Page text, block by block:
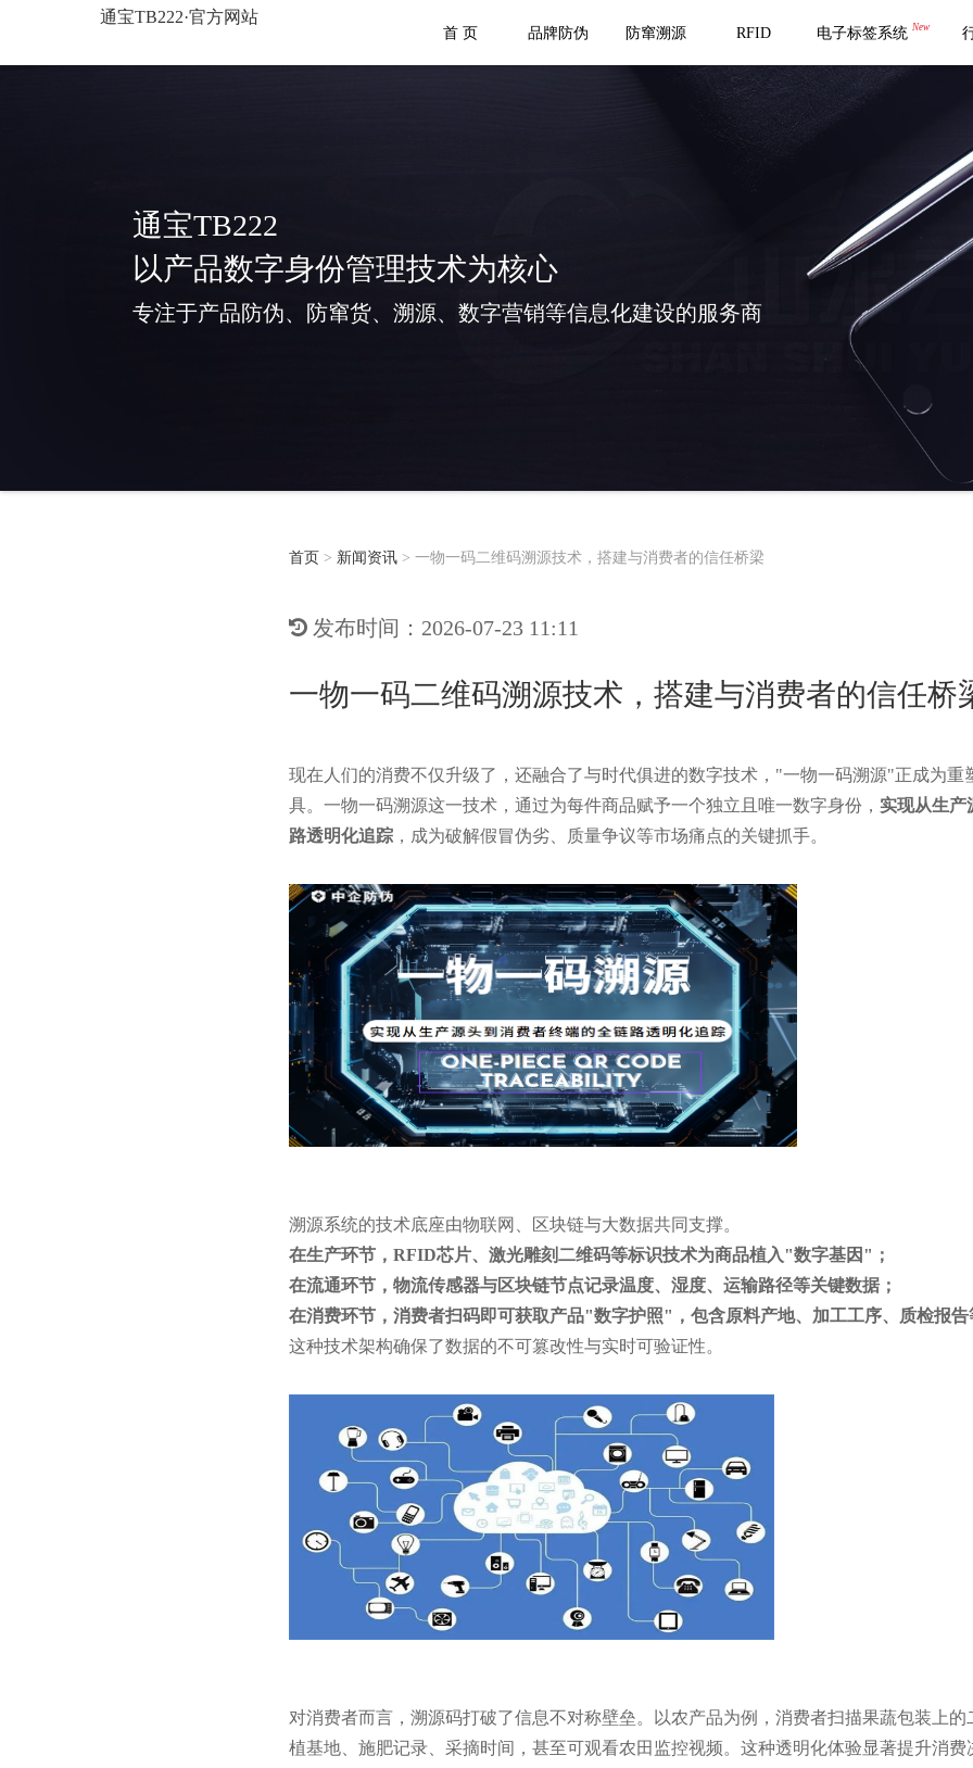
通宝TB222·官方网站
首 页
品牌防伪 防窜溯源 RFID 电子标签系统 New
通宝TB222
以产品数字身份管理技术为核心
专注于产品防伪、防窜货、溯源、数字营销等信息化建设的服务商
首页 > 新闻资讯 > 一物一码二维码溯源技术，搭建与消费者的信任桥梁
发布时间：2026-07-23 11:11
一物一码二维码溯源技术，搭建与消费者的信任桥
现在人们的消费不仅升级了，还融合了与时代俱进的数字技术，"一物一码溯源"正成为重
具。一物一码溯源这一技术，通过为每件商品赋予一个独立且唯一数字身份， 实现从生产
路透明化追踪 ，成为破解假冒伪劣、质量争议等市场痛点的关键抓手。
溯源系统的技术底座由物联网、区块链与大数据共同支撑。
在生产环节，RFID芯片、激光雕刻二维码等标识技术为商品植入"数字基因"；
在流通环节，物流传感器与区块链节点记录温度、湿度、运输路径等关键数据；
在消费环节，消费者扫码即可获取产品"数字护照"，包含原料产地、加工工序、质检报告
这种技术架构确保了数据的不可篡改性与实时可验证性。
对消费者而言，溯源码打破了信息不对称壁垒。以农产品为例，消费者扫描果蔬包装上
植基地、施肥记录、采摘时间，甚至可观看农田监控视频。这种透明化体验显著提升消费